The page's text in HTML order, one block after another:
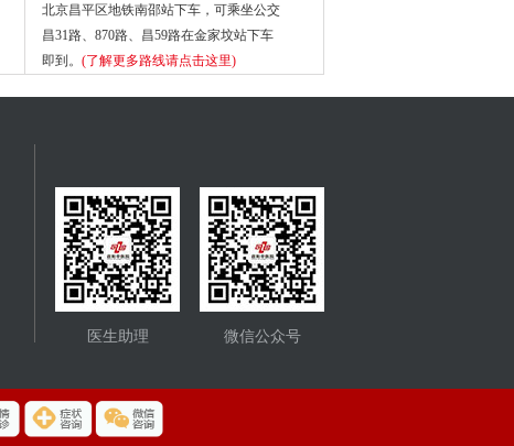
北京昌平区地铁南邵站下车，可乘坐公交
昌31路、870路、昌59路在金家坟站下车
即到。 (了解更多路线请点击这里)
医生助理 微信公众号